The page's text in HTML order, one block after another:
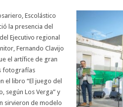
Escolástico
la presencia del
Ejecutivo regional
Fernando Clavijo
el artífice de gran
fotografías
el libro “El juego del
según Los Verga” y
sirvieron de modelo